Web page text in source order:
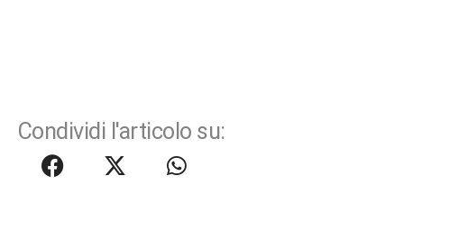
Condividi l'articolo su: